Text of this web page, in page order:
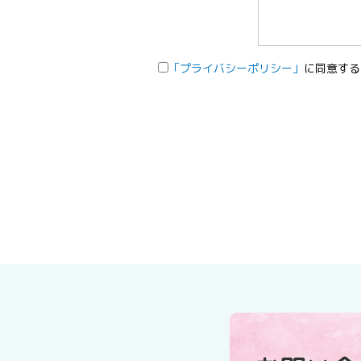
「プライバシーポリシー」 に同意す